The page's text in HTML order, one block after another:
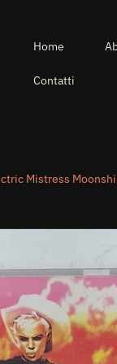
Home
Contatti
Mistress